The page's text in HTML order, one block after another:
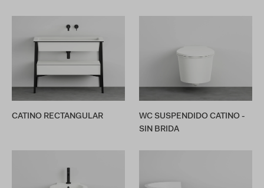
CATINO RECTANGULAR
WC SUSPENDIDO CATINO -
SIN BRIDA